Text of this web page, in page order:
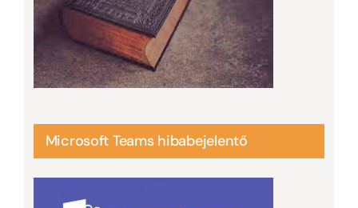
Microsoft Teams hibabejelentő